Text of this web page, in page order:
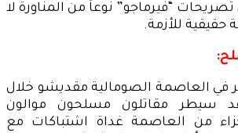
“فيرماجو” نوعاً من المناورة لا
للأزمة.
في العاصمة الصومالية مقديشو خلال
فقد سيطر مقاتلون مسلحون موالون
من العاصمة غداة اشتباكات مع